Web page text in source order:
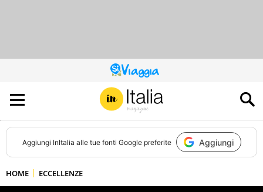
QUESTO
SITO
CONTRIBUISCE
ALL’AUDIENCE
DI
Aggiungi InItalia alle tue fonti Google preferite Aggiungi
HOME ECCELLENZE